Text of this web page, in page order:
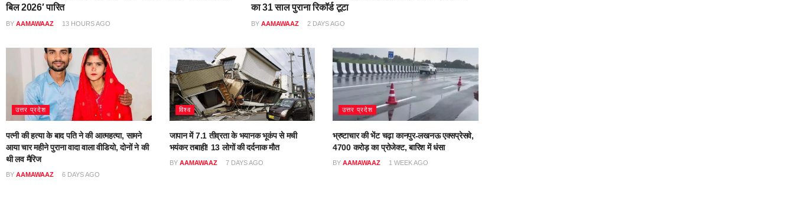
बिल 2026′ पारित
BY AAMAWAAZ 13 HOURS AGO
का 31 साल पुराना रिकॉर्ड टूटा
BY AAMAWAAZ 2 DAYS AGO
उत्तर प्रदेश
पत्नी की हत्या के बाद पति ने की आत्महत्या, सामने
आया चार महीने पुराना वादा वाला वीडियो, दोनों ने की
थी लव मैरिज
BY AAMAWAAZ 6 DAYS AGO
विश्व
जापान में 7.1 तीव्रता के भयानक भूकंप से मची
भयंकर तबाही! 13 लोगों की दर्दनाक मौत
BY AAMAWAAZ 7 DAYS AGO
उत्तर प्रदेश
भ्रष्टाचार की भेंट चढ़ा कानपुर-लखनऊ एक्सप्रेसवे,
4700 करोड़ का प्रोजेक्ट, बारिश में धंसा
BY AAMAWAAZ 1 WEEK AGO